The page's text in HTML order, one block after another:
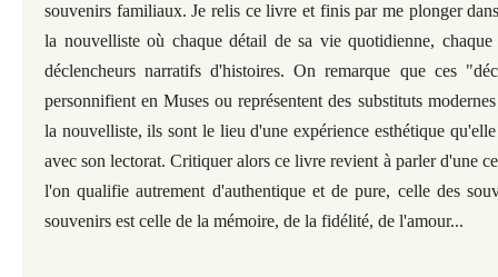
souvenirs familiaux. Je relis ce livre et finis par me plonger
la nouvelliste où chaque détail de sa vie quotidienne, chaque
déclencheurs narratifs d'histoires. On remarque que ces
personnifient en Muses ou représentent des substituts
la nouvelliste, ils sont le lieu d'une expérience esthétique qu'elle
avec son lectorat. Critiquer alors ce livre revient à parler d'une
l'on qualifie autrement d'authentique et de pure, celle des
souvenirs est celle de la mémoire, de la fidélité, de l'amour...